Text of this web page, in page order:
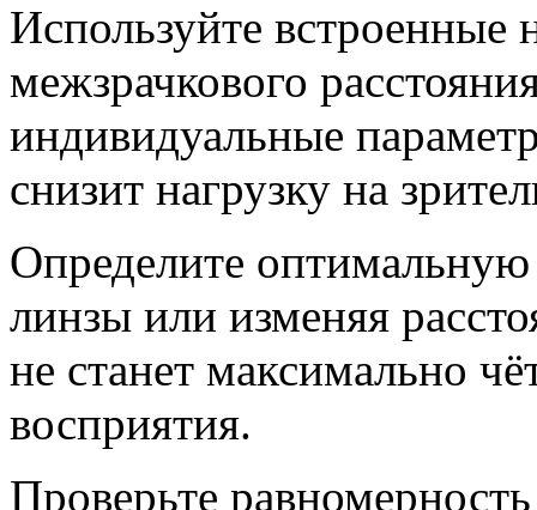
Используйте встроенные
межзрачкового
индивидуальные
снизит нагрузку на
Определите
линзы или изменяя
не станет максимально
восприятия.
Проверьте